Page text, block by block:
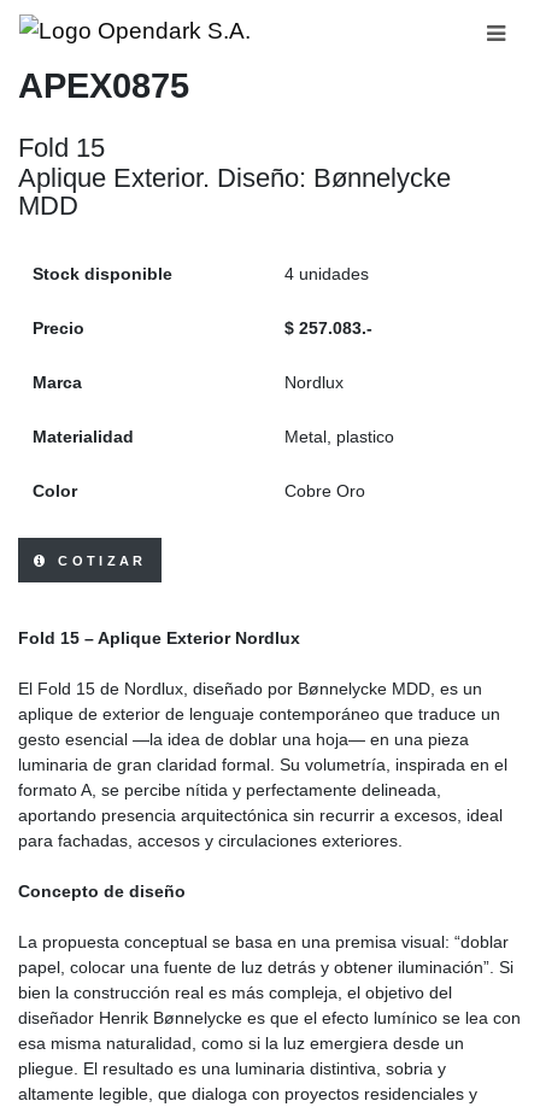
APEX0875
Fold 15
Aplique Exterior. Diseño: Bønnelycke
MDD
Stock disponible 4 unidades
Precio $ 257.083.-
Marca Nordlux
Materialidad Metal, plastico
Color Cobre Oro
COTIZAR
Fold 15 – Aplique Exterior Nordlux
El Fold 15 de Nordlux, diseñado por Bønnelycke MDD, es un
aplique de exterior de lenguaje contemporáneo que traduce un
gesto esencial —la idea de doblar una hoja— en una pieza
luminaria de gran claridad formal. Su volumetría, inspirada en el
formato A, se percibe nítida y perfectamente delineada,
aportando presencia arquitectónica sin recurrir a excesos, ideal
para fachadas, accesos y circulaciones exteriores.
Concepto de diseño
La propuesta conceptual se basa en una premisa visual: “doblar
papel, colocar una fuente de luz detrás y obtener iluminación”. Si
bien la construcción real es más compleja, el objetivo del
diseñador Henrik Bønnelycke es que el efecto lumínico se lea con
esa misma naturalidad, como si la luz emergiera desde un
pliegue. El resultado es una luminaria distintiva, sobria y
altamente legible, que dialoga con proyectos residenciales y